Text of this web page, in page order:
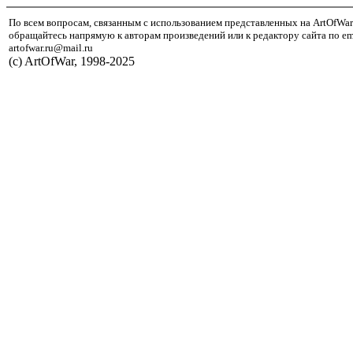
По всем вопросам, связанным с использованием представленных на
обращайтесь напрямую к авторам произведений или к редактору сайта по
artofwar.ru@mail.ru
(с) ArtOfWar, 1998-2025